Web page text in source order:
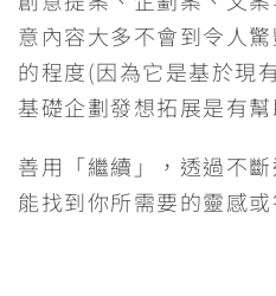
意內容大多不會到令人
的程度(因為它是基於現
基礎企劃發想拓展是有幫
善用「繼續」，透過不
能找到你所需要的靈感或